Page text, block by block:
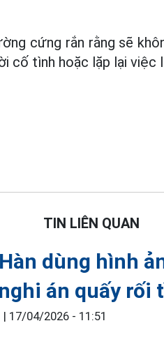
cứng rắn rằng sẽ
cố tình hoặc lặp lại việc
TIN LIÊN QUAN
dùng hình
án quấy rối
| 17/04/2026 - 11:51